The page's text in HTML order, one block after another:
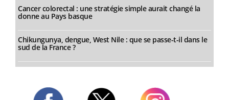
Cancer colorectal : une stratégie simple aurait changé la
donne au Pays basque
Chikungunya, dengue, West Nile : que se passe-t-il dans le
sud de la France ?